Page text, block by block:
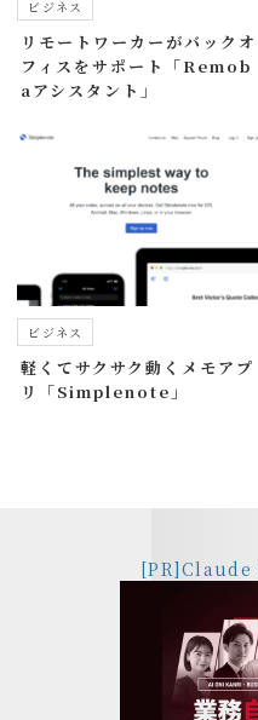
ビジネス
リモートワーカーがバックオ
フィスをサポート「Remob
aアシスタント」
ビジネス
軽くてサクサク動くメモアプ
リ「Simplenote」
[PR]Claude